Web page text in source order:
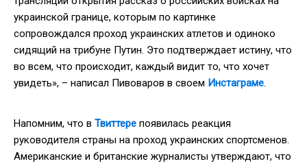
украинской границе, которым по картинке
сопровождался проход украинских атлетов и одиноко
сидящий на трибуне Путин. Это подтверждает истину, что
во всем, что происходит, каждый видит то, что хочет
увидеть», – написал Пивоваров в своем Инстаграме.
Напомним, что в Твиттере появилась реакция
руководителя страны на проход украинских спортсменов.
Американские и британские журналисты утверждают, что